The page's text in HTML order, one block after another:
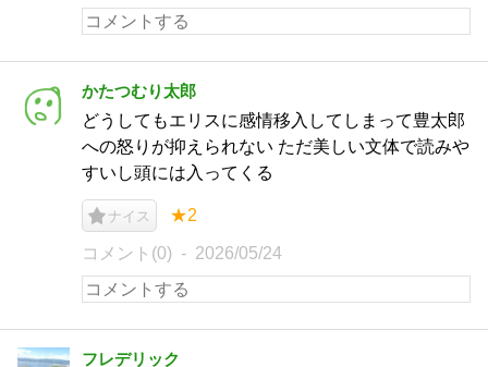
かたつむり太郎
どうしてもエリスに感情移入してしまって豊太郎
への怒りが抑えられない ただ美しい文体で読みや
すいし頭には入ってくる
ナイス ★2
コメント(0) 2026/05/24
フレデリック